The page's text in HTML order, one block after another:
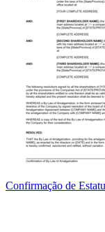
Confirmação de